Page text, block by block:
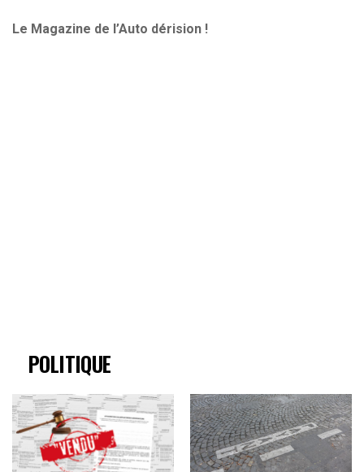
Le Magazine de l’Auto dérision !
POLITIQUE